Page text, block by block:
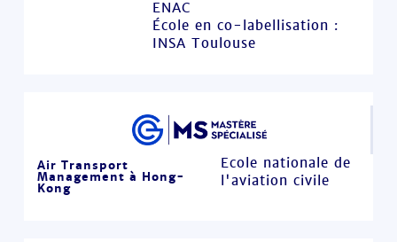
ENAC
École en co-labellisation :
INSA Toulouse
Air Transport
Management à Hong-
Kong
Ecole nationale de
l'aviation civile